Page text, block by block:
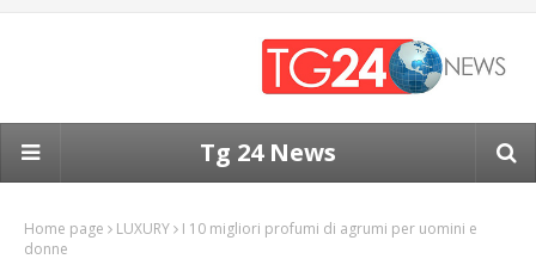
Tg 24 News
Home page LUXURY
I 10 migliori profumi di agrumi per uomini e
donne